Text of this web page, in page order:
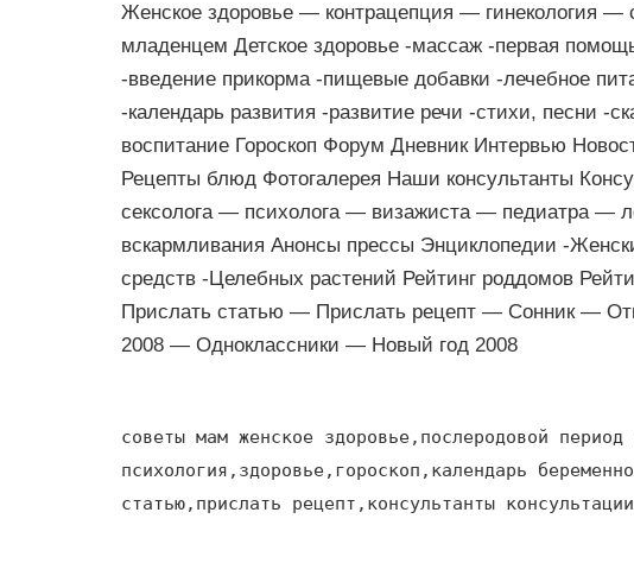
Женское здоровье — контрацепция — гинекология —
младенцем Детское здоровье -массаж -первая
-введение прикорма -пищевые добавки -лечебное
-календарь развития -развитие речи -стихи, песни -
воспитание Гороскоп Форум Дневник Интервью
Рецепты блюд Фотогалерея Наши консультанты
сексолога — психолога — визажиста — педиатра —
вскармливания Анонсы прессы Энциклопедии -
средств -Целебных растений Рейтинг роддомов
Прислать статью — Прислать рецепт — Сонник —
2008 — Одноклассники — Новый год 2008
советы мам женское здоровье,послеродовой
психология,здоровье,гороскоп,календарь
статью,прислать рецепт,консультанты консультации